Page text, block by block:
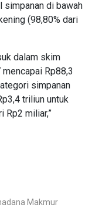
simpanan di bawah
(98,80% dari
dalam skim
Rp88,3
simpanan
triliun untuk
Rp2 miliar,”
Makmur